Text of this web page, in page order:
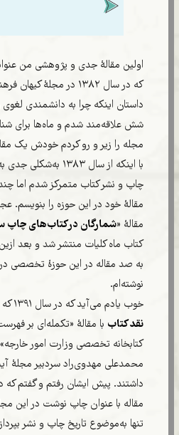
اولین مقالۀ جدی و پژوهشی من
که در سال ۱۳۸۲ در مجلۀ
داستان اینکه چرا به دانشمندی
شش علاقه‌مند شدم و ماه‌ها برای
مجله را زیر و رو کردم خودش یک
با اینکه از سال ۱۳۸۳
چاپ و نشر کتاب متمرکز شدم اما
مقالۀ خود در این حوزه را بنویسم.
مقالۀ «شمارگان در کتاب‌های چاپ
کتاب ماه کلیات منتشر شد و بعد ازین
به صد مقاله در این حوزۀ تخصصی
نوشته‌ام.
خوب یادم می‌آید که در سال ۱۳۹۱ که در
نقد کتاب با مقالۀ «تکمله‌ای بر
کتابخانه تخصصی وزارت امور
محمدعلی مهدوی‌راد سردبیر مجلۀ
داشتند. پیش ایشان رفتم و گفتم
مقاله با عنوان چاپ نوشت در این
تنها به‌موضوع تاریخ چاپ و نشر